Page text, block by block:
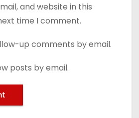
and website in this
time I comment.
up comments by email.
posts by email.